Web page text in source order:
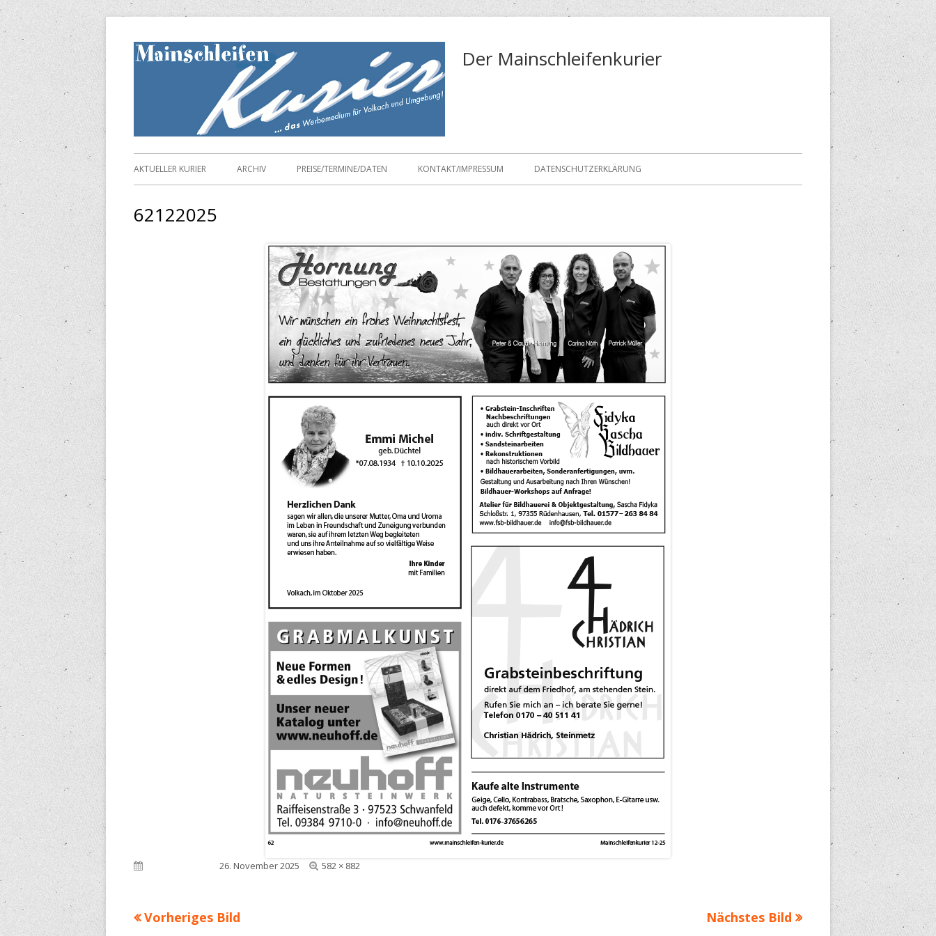
Springe
zum
Inhalt
Der Mainschleifenkurier
Primäres
AKTUELLER KURIER ARCHIV PREISE/TERMINE/DATEN KONTAKT/IMPRESSUM DATENSCHUTZERKLÄRUNG
62122025
Veröffentlicht am26. November 2025
Volle
582 × 882
Vorheriges Bild Nächstes Bild